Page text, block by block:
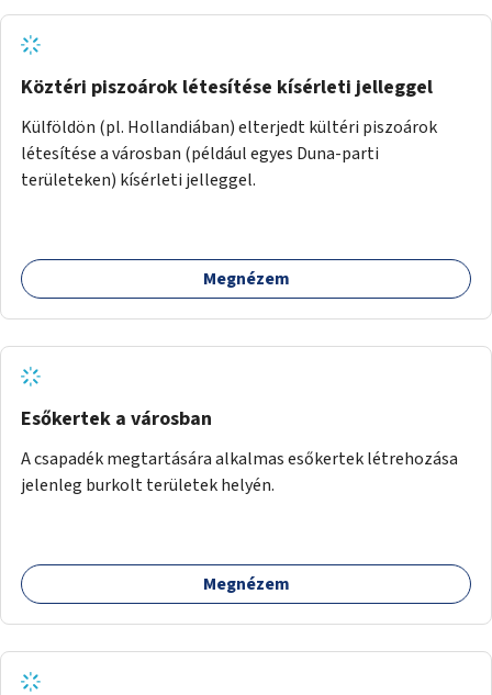
Köztéri piszoárok létesítése kísérleti jelleggel
Külföldön (pl. Hollandiában) elterjedt kültéri piszoárok
létesítése a városban (például egyes Duna-parti
területeken) kísérleti jelleggel.
Megnézem
Esőkertek a városban
A csapadék megtartására alkalmas esőkertek létrehozása
jelenleg burkolt területek helyén.
Megnézem